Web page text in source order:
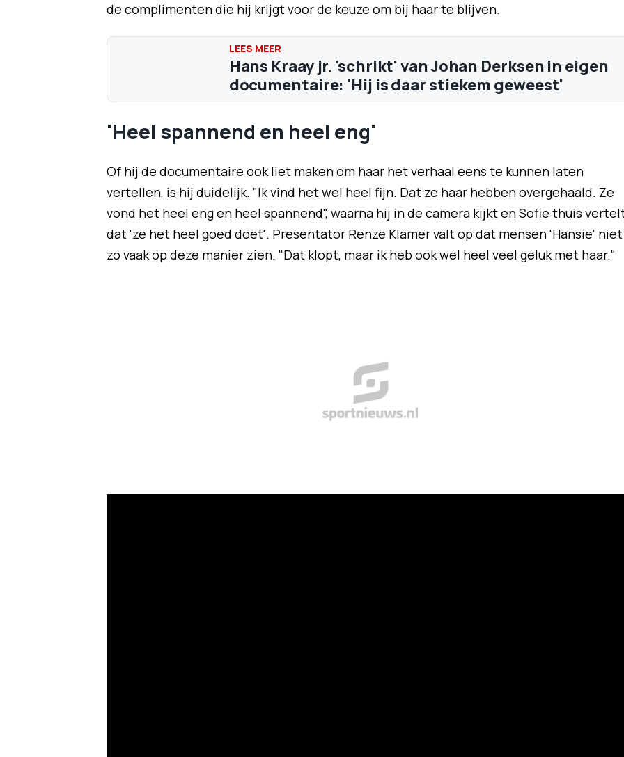
de complimenten die hij krijgt voor de keuze om bij haar te blijven.
Hans Kraay jr. 'schrikt' van Johan Derksen in eigen
documentaire: 'Hij is daar stiekem geweest'
'Heel spannend en heel eng'
Of hij de documentaire ook liet maken om haar het verhaal eens te kunnen laten
vertellen, is hij duidelijk. "Ik vind het wel heel fijn. Dat ze haar hebben overgehaald. Ze
vond het heel eng en heel spannend", waarna hij in de camera kijkt en Sofie thuis
dat 'ze het heel goed doet'. Presentator Renze Klamer valt op dat mensen 'Hansie' niet
zo vaak op deze manier zien. "Dat klopt, maar ik heb ook wel heel veel geluk met haar."